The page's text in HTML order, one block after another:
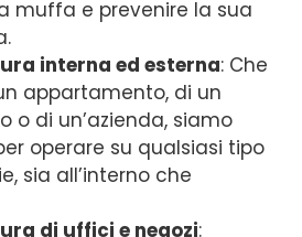
muffa e prevenire la sua
interna ed esterna: Che
appartamento, di un
o di un’azienda, siamo
operare su qualsiasi tipo
sia all’interno che
di uffici e negozi: